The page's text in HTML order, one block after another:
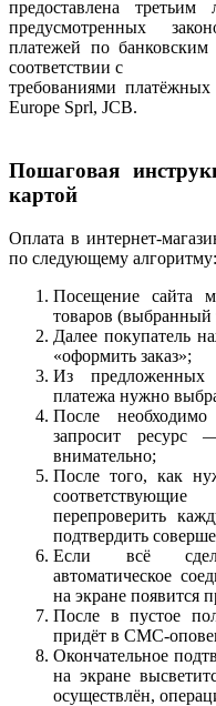
предоставлена
предусмотренных
платежей по банковским
соответствии с
требованиями
Europe Sprl, JCB.
Пошаговая
картой
Оплата в интернет-
по следующему алгоритму:
Посещение сайта
товаров (выбранный
Далее покупатель
«оформить заказ»;
Из предложенных
платежа нужно
После
запросит ресурс
внимательно;
После того, как
перепроверить
подтвердить
Если всё
автоматическое
на экране появится
После в пустое
придёт в СМС-
Окончательное
на экране
осуществлён,